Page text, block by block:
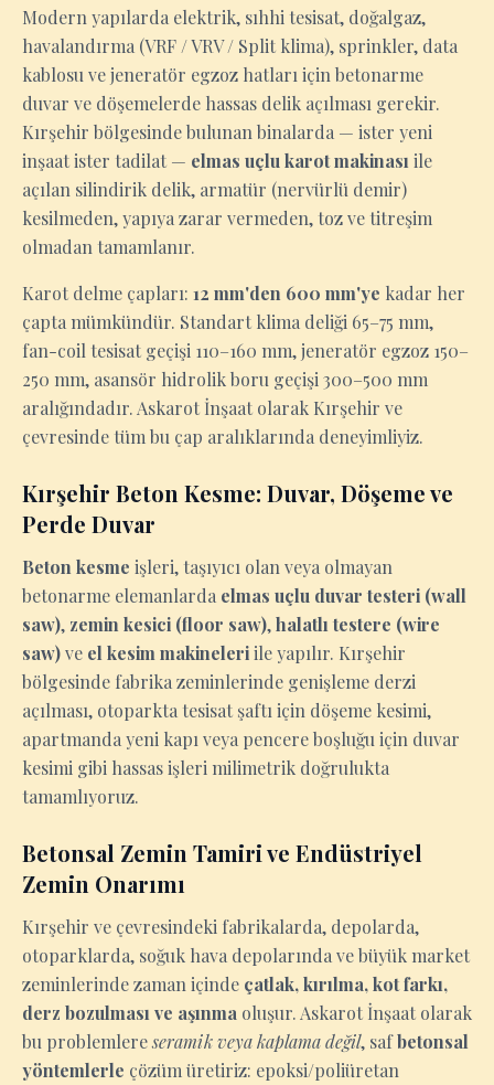
Modern yapılarda elektrik, sıhhi tesisat, doğalgaz,
havalandırma (VRF / VRV / Split klima), sprinkler, data
kablosu ve jeneratör egzoz hatları için betonarme
duvar ve döşemelerde hassas delik açılması gerekir.
Kırşehir bölgesinde bulunan binalarda — ister yeni
inşaat ister tadilat — elmas uçlu karot makinası ile
açılan silindirik delik, armatür (nervürlü demir)
kesilmeden, yapıya zarar vermeden, toz ve titreşim
olmadan tamamlanır.
Karot delme çapları: 12 mm'den 600 mm'ye kadar her
çapta mümkündür. Standart klima deliği 65–75 mm,
fan-coil tesisat geçişi 110–160 mm, jeneratör egzoz 150–
250 mm, asansör hidrolik boru geçişi 300–500 mm
aralığındadır. Askarot İnşaat olarak Kırşehir ve
çevresinde tüm bu çap aralıklarında deneyimliyiz.
Kırşehir Beton Kesme: Duvar, Döşeme ve
Perde Duvar
Beton kesme işleri, taşıyıcı olan veya olmayan
betonarme elemanlarda elmas uçlu duvar testeri (wall
saw), zemin kesici (floor saw),halatlı testere (wire
saw)ve el kesim makineleriile yapılır. Kırşehir
bölgesinde fabrika zeminlerinde genişleme derzi
açılması, otoparkta tesisat şaftı için döşeme kesimi,
apartmanda yeni kapı veya pencere boşluğu için duvar
kesimi gibi hassas işleri milimetrik doğrulukta
tamamlıyoruz.
Betonsal Zemin Tamiri ve Endüstriyel
Zemin Onarımı
Kırşehir ve çevresindeki fabrikalarda, depolarda,
otoparklarda, soğuk hava depolarında ve büyük market
zeminlerinde zaman içinde çatlak, kırılma, kot farkı,
derz bozulması ve aşınma oluşur. Askarot İnşaat olarak
bu problemlereseramik veya kaplama değil, safbetonsal
yöntemlerle çözüm üretiriz: epoksi/poliüretan